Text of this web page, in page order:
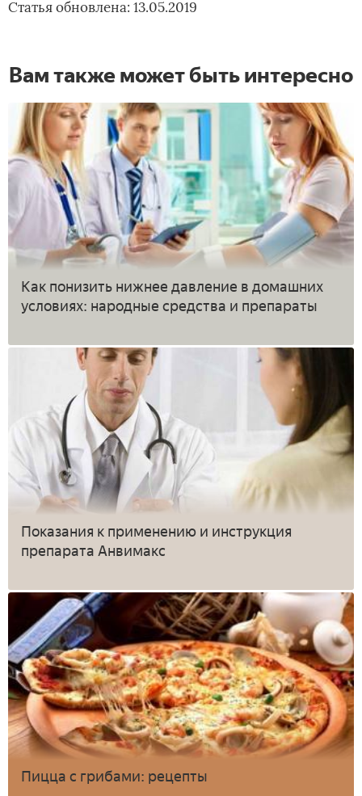
Статья обновлена: 13.05.2019
Вам также может быть интересно
Как понизить нижнее давление в домашних
условиях: народные средства и препараты
Показания к применению и инструкция
препарата Анвимакс
Пицца с грибами: рецепты